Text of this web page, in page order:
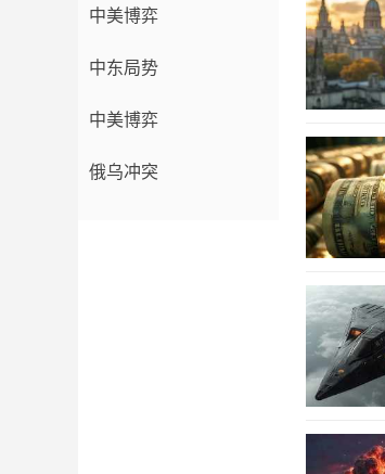
中美博弈
中东局势
中美博弈
俄乌冲突